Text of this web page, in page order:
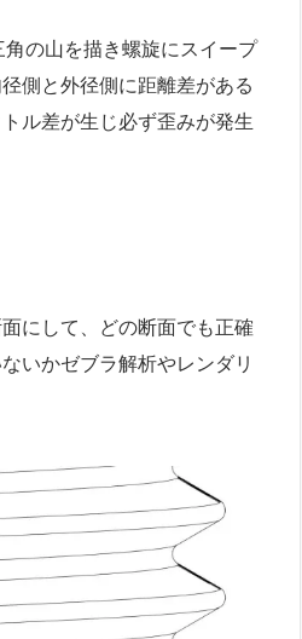
の山を描き螺旋にスイープ
側と外径側に距離差がある
ル差が生じ必ず歪みが発生
にして、どの断面でも正確
いかゼブラ解析やレンダリ